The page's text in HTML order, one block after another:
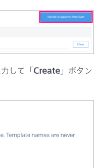
して「Create 」ボタン